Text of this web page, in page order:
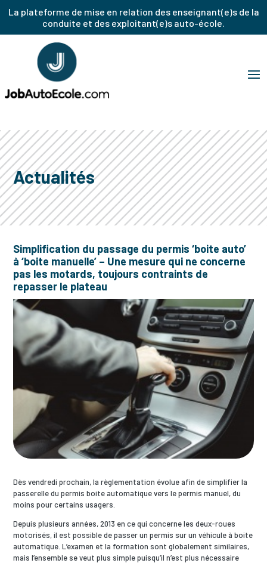
La plateforme de mise en relation des enseignant(e)s de la
conduite et des exploitant(e)s auto-école.
Actualités
Simplification du passage du permis ‘boite auto’
à ‘boite manuelle’ – Une mesure qui ne concerne
pas les motards, toujours contraints de
repasser le plateau
Dès vendredi prochain, la règlementation évolue afin de simplifier la
passerelle du permis boite automatique vers le permis manuel, du
moins pour certains usagers.
Depuis plusieurs années, 2013 en ce qui concerne les deux-roues
motorisés, il est possible de passer un permis sur un véhicule à boite
automatique. L’examen et la formation sont globalement similaires,
mais l’ensemble se veut plus simple puisqu’il n’est plus nécessaire